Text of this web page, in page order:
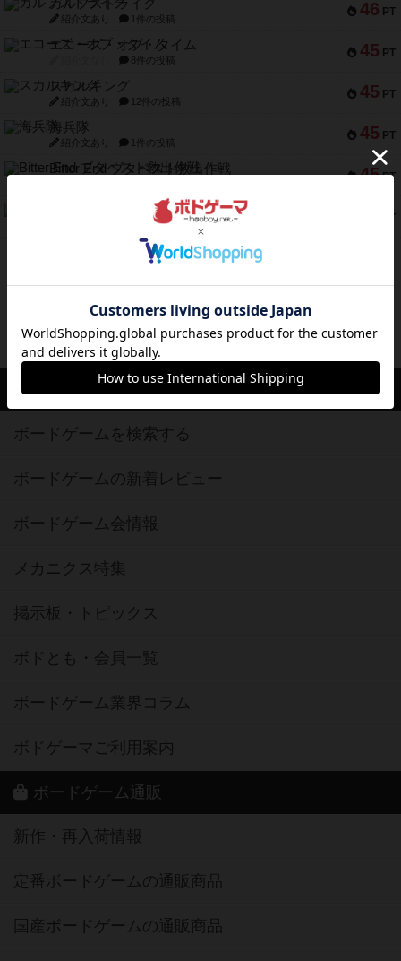
46 PT
ガルフストライク
紹介文あり 1件の投稿
45 PT
エコーズ・オブ・タイム
8件の投稿
45 PT
スカルキング
紹介文あり 12件の投稿
45 PT
海兵隊
紹介文あり 1件の投稿
45 PT
Bitter End ブタペスト救出作戦
PT
10件の投稿
※Apple、Apple のロゴ は、米国および他の国々で登録されたApple Inc.の商標です。
※Google Play とそのロゴは、Google Inc.の商標または登録商標です。
ボドゲーマTOP
ボードゲームを検索する
ボードゲームの新着レビュー
ボードゲーム会情報
メカニクス特集
掲示板・トピックス
ボドとも・会員一覧
ボードゲーム業界コラム
ボドゲーマご利用案内
ボードゲーム通販
新作・再入荷情報
定番ボードゲームの通販商品
国産ボードゲームの通販商品